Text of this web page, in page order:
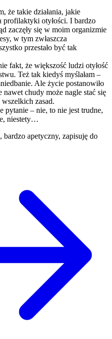
że takie działania, jakie
profilaktyki otyłości. I bardzo
zaczęły się w moim organizmie
w tym zwłaszcza
przestało być tak
fakt, że większość ludzi otyłość
Też tak kiedyś myślałam –
Ale życie postanowiło
nawet chudy może nagle stać się
zasad.
pytanie – nie, to nie jest trudne,
niestety…
apetyczny, zapisuję do